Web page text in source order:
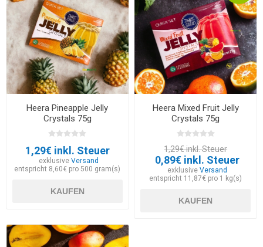
Heera Pineapple Jelly
Crystals 75g
1,29€ inkl. Steuer
exklusiveVersand
entspricht 8,60€ pro 500 gram(s)
KAUFEN
Heera Mixed Fruit Jelly
Crystals 75g
1,29€ inkl. Steuer
0,89€ inkl. Steuer
exklusive Versand
entspricht 11,87€ pro 1 kg(s)
KAUFEN